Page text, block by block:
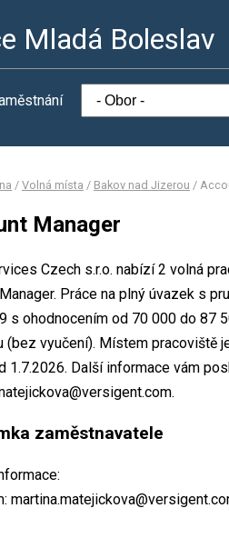
Mladá Boleslav
/ Volná místa / Bakov nad Jizerou /
Manager
Czech s.r.o. nabízí 2 volná
Práce na plný úvazek s
s ohodnocením od 70 000 do 87
(bez vyučení). Místem pracoviště
1.7.2026. Další informace vám
zaměstnavatele